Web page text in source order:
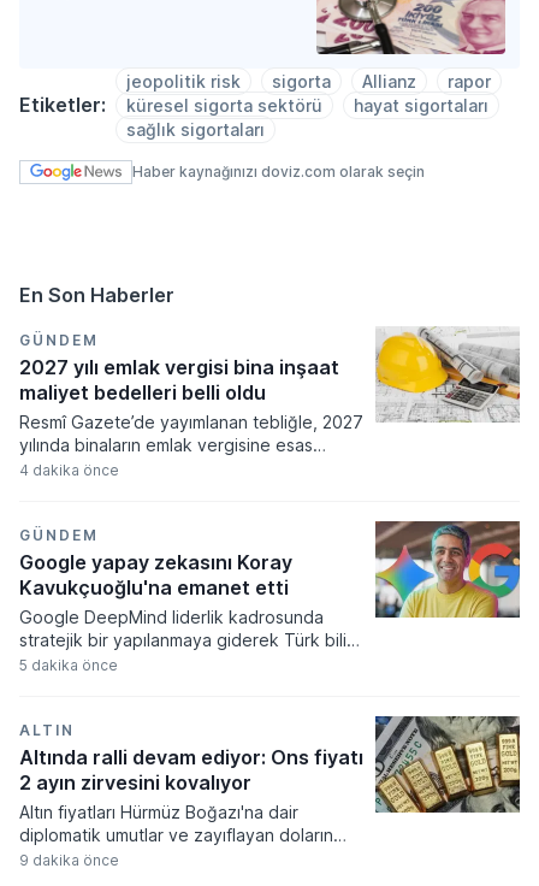
Etiketler:
jeopolitik risk sigorta Allianz
rapor
küresel sigorta sektörü
hayat sigortaları
sağlık sigortaları
Haber kaynağınızı doviz.com olarak seçin
En Son Haberler
GÜNDEM
2027 yılı emlak vergisi bina inşaat
maliyet bedelleri belli oldu
Resmî Gazete’de yayımlanan tebliğle, 2027
yılında binaların emlak vergisine esas
değerinin hesaplanmasında kullanılacak
okullara, garajlardan ticari yapılara kadar 23
farklı bina grubu için uygulanacak
metrekare bedelleri açıklandı.
4 dakika önce
GÜNDEM
Google yapay zekasını Koray
Kavukçuoğlu'na emanet etti
Google DeepMind liderlik kadrosunda
stratejik bir yapılanmaya giderek Türk bilim
insanı Koray Kavukçuoğlu'nu kıdemli
duyurulan bu görev değişimiyle birlikte
yapay zekâ model geliştirme süreçleri ve
Gemini uygulaması Kavukçuoğlu'nun
yönetimine devredildi.
5 dakika önce
ALTIN
Altında ralli devam ediyor: Ons fiyatı
2 ayın zirvesini kovalıyor
Altın fiyatları Hürmüz Boğazı'na dair
diplomatik umutlar ve zayıflayan doların
etkisiyle yükselişini dördüncü güne
9 dakika önce